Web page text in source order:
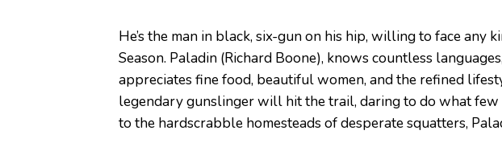
He’s the man in black, six-gun on his hip, willing to face
Season. Paladin (Richard Boone), knows countless
appreciates fine food, beautiful women, and the refined
legendary gunslinger will hit the trail, daring to do what
to the hardscrabble homesteads of desperate squatters,